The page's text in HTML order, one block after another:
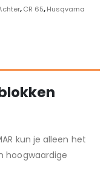
,CR 65,Husqvarna
kun je alleen het
hoogwaardige